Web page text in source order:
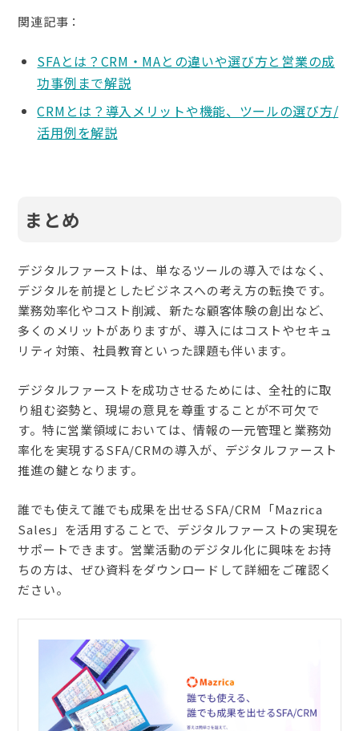
関連記事：
SFAとは？CRM・MAとの違いや選び方と営業の成
功事例まで解説
CRMとは？導入メリットや機能、ツールの選び方/
活用例を解説
まとめ
デジタルファーストは、単なるツールの導入ではなく、
デジタルを前提としたビジネスへの考え方の転換です。
業務効率化やコスト削減、新たな顧客体験の創出など、
多くのメリットがありますが、導入にはコストやセキュ
リティ対策、社員教育といった課題も伴います。
デジタルファーストを成功させるためには、全社的に取
り組む姿勢と、現場の意見を尊重することが不可欠で
す。特に営業領域においては、情報の一元管理と業務効
率化を実現するSFA/CRMの導入が、デジタルファースト
推進の鍵となります。
誰でも使えて誰でも成果を出せるSFA/CRM「Mazrica
Sales」を活用することで、デジタルファーストの実現を
サポートできます。営業活動のデジタル化に興味をお持
ちの方は、ぜひ資料をダウンロードして詳細をご確認く
ださい。